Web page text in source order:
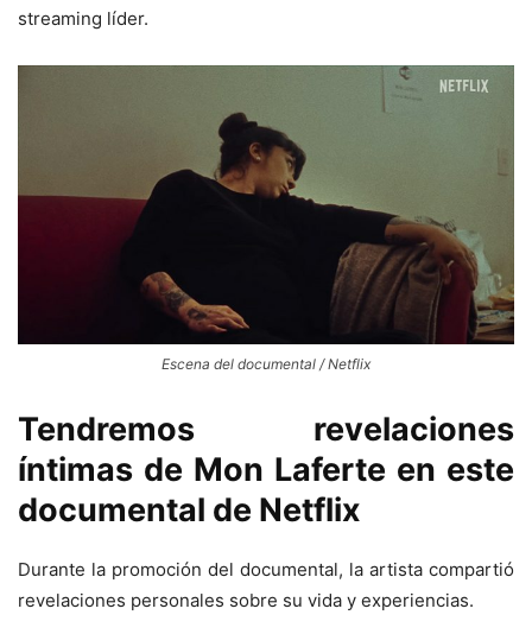
streaming líder.
Escena del documental / Netflix
Tendremos revelaciones
íntimas de Mon Laferte en este
documental de Netflix
Durante la promoción del documental, la artista compartió
revelaciones personales sobre su vida y experiencias.